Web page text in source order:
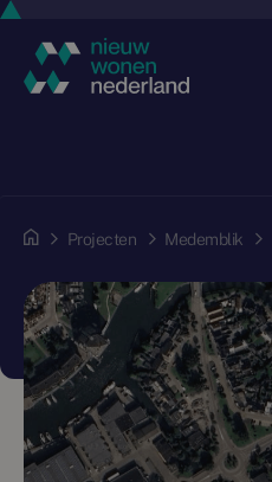
Projecten Medemblik